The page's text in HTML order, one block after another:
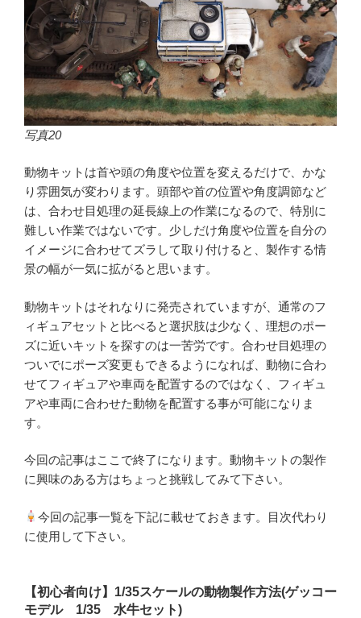
写真20
動物キットは首や頭の角度や位置を変えるだけで、かな
り雰囲気が変わります。頭部や首の位置や角度調節など
は、合わせ目処理の延長線上の作業になるので、特別に
難しい作業ではないです。少しだけ角度や位置を自分の
イメージに合わせてズラして取り付けると、製作する情
景の幅が一気に拡がると思います。
動物キットはそれなりに発売されていますが、通常のフ
ィギュアセットと比べると選択肢は少なく、理想のポー
ズに近いキットを探すのは一苦労です。合わせ目処理の
ついでにポーズ変更もできるようになれば、動物に合わ
せてフィギュアや車両を配置するのではなく、フィギュ
アや車両に合わせた動物を配置する事が可能になりま
す。
今回の記事はここで終了になります。動物キットの製作
に興味のある方はちょっと挑戦してみて下さい。
今回の記事一覧を下記に載せておきます。目次代わり
に使用して下さい。
【初心者向け】1/35スケールの動物製作方法(ゲッコー
モデル 1/35 水牛セット)